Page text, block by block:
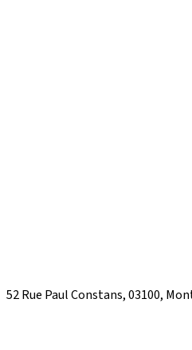
52 Rue Paul Constans, 03100,